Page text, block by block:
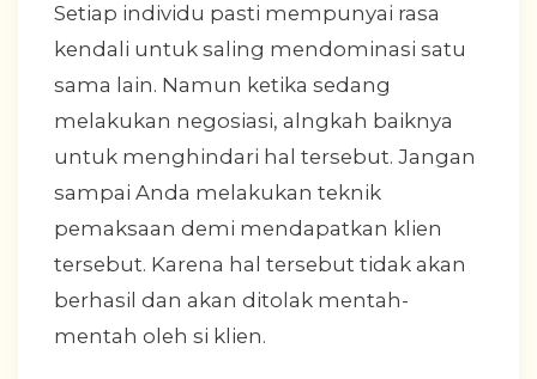
Setiap individu pasti mempunyai rasa
kendali untuk saling mendominasi satu
sama lain. Namun ketika sedang
melakukan negosiasi, alngkah baiknya
untuk menghindari hal tersebut. Jangan
sampai Anda melakukan teknik
pemaksaan demi mendapatkan klien
tersebut. Karena hal tersebut tidak akan
berhasil dan akan ditolak mentah-
mentah oleh si klien.